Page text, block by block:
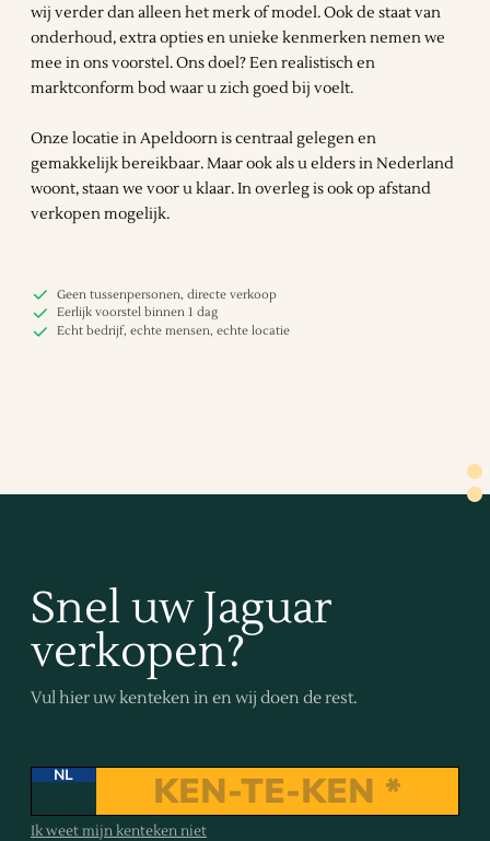
wij verder dan alleen het merk of model. Ook de staat van
onderhoud, extra opties en unieke kenmerken nemen we
mee in ons voorstel. Ons doel? Een realistisch en
marktconform bod waar u zich goed bij voelt.
Onze locatie in Apeldoorn is centraal gelegen en
gemakkelijk bereikbaar. Maar ook als u elders in Nederland
woont, staan we voor u klaar. In overleg is ook op afstand
verkopen mogelijk.
Geen tussenpersonen, directe verkoop
Eerlijk voorstel binnen 1 dag
Echt bedrijf, echte mensen, echte locatie
Snel uw Jaguar
verkopen?
Vul hier uw kenteken in en wij doen de rest.
NL
Ik weet mijn kenteken niet